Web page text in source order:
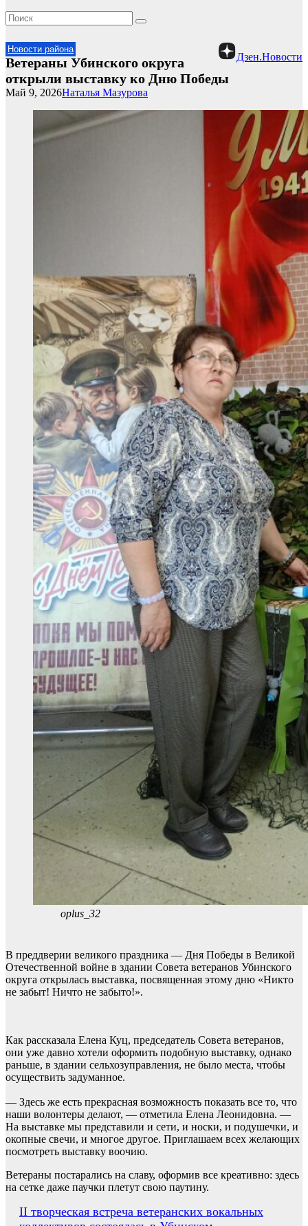
Новости района
Дзен.Новости
Ветераны Убинского округа
открыли выставку ко Дню Победы
Наталья Мазурова
Май 9, 2026
oplus_32
В преддверии великого праздника — Дня Победы в Великой
Отечественной войне в здании Совета ветеранов Убинского
округа открылась выставка, посвященная этому дню «Никто
не забыт! Ничто не забыто!».
Как рассказала Елена Куц, председатель Совета ветеранов,
они уже давно хотели оформить подобную выставку, однако
раньше, в здании сельхозуправления, не было места, чтобы
осуществить задуманное.
— Здесь же есть прекрасная возможность показать все то, что
наши волонтеры делают, — отметила Елена Леонидовна. —
На выставке мы представили и сети, и носки, и подушечки, и
окопные свечи, и многое другое. Приглашаем всех желающих
посмотреть выставку воочию.
Ветераны постарались на славу, оформив все креативно: здесь
на сетке даже паучки плетут свою паутину.
Навигация
II творческая встреча ветеранских вокальных